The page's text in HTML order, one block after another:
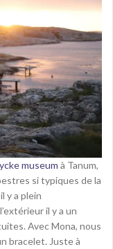
museum à Tanum,
si typiques de la
y a plein
il y a un
Avec Mona, nous
bracelet. Juste à